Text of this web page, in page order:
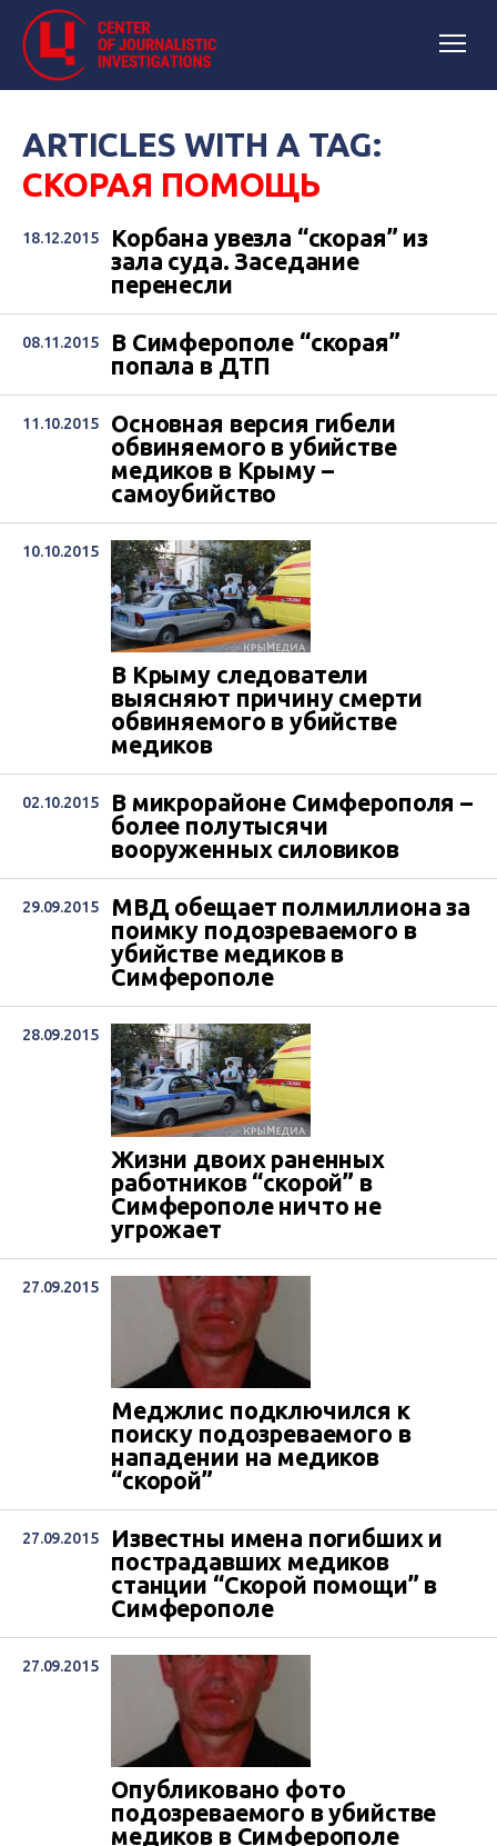
ARTICLES WITH A TAG:
СКОРАЯ ПОМОЩЬ
18.12.2015
Корбана увезла “скорая” из
зала суда. Заседание
перенесли
08.11.2015
В Симферополе “скорая”
попала в ДТП
11.10.2015
Основная версия гибели
обвиняемого в убийстве
медиков в Крыму –
самоубийство
10.10.2015
В Крыму следователи
выясняют причину смерти
обвиняемого в убийстве
медиков
02.10.2015
В микрорайоне Симферополя –
более полутысячи
вооруженных силовиков
29.09.2015
МВД обещает полмиллиона за
поимку подозреваемого в
убийстве медиков в
Симферополе
28.09.2015
Жизни двоих раненных
работников “скорой” в
Симферополе ничто не
угрожает
27.09.2015
Меджлис подключился к
поиску подозреваемого в
нападении на медиков
“скорой”
27.09.2015
Известны имена погибших и
пострадавших медиков
станции “Скорой помощи” в
Симферополе
27.09.2015
Опубликовано фото
подозреваемого в убийстве
медиков в Симферополе